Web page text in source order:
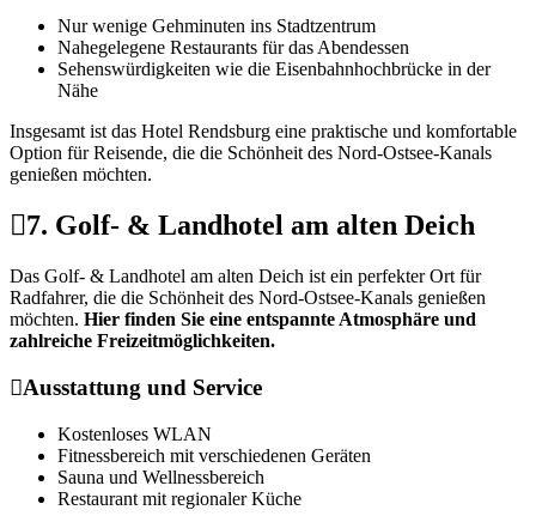
Nur wenige Gehminuten ins Stadtzentrum
Nahegelegene Restaurants für das Abendessen
Sehenswürdigkeiten wie die Eisenbahnhochbrücke in der
Nähe
Insgesamt ist das Hotel Rendsburg eine praktische und komfortable
Option für Reisende, die die Schönheit des Nord-Ostsee-Kanals
genießen möchten.
7. Golf- & Landhotel am alten Deich
Das Golf- & Landhotel am alten Deich ist ein perfekter Ort für
Radfahrer, die die Schönheit des Nord-Ostsee-Kanals genießen
möchten. Hier finden Sie eine entspannte Atmosphäre und
zahlreiche Freizeitmöglichkeiten.
Ausstattung und Service
Kostenloses WLAN
Fitnessbereich mit verschiedenen Geräten
Sauna und Wellnessbereich
Restaurant mit regionaler Küche